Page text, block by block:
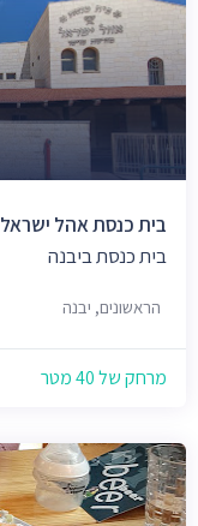
בית כנסת אהל ישראל
בית כנסת ביבנה
הראשונים, יבנה
מרחק של 40 מטר